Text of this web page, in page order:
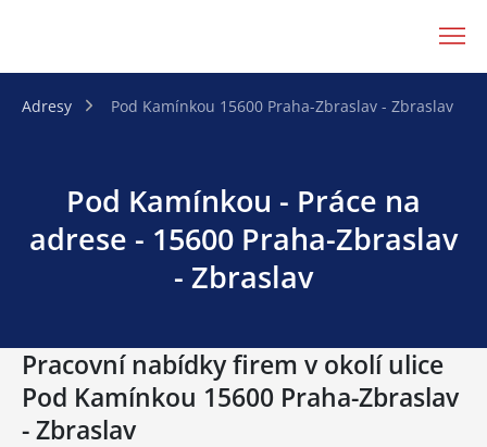
Adresy Pod Kamínkou 15600 Praha-Zbraslav - Zbraslav
Pod Kamínkou - Práce na
adrese - 15600 Praha-Zbraslav
- Zbraslav
Pracovní nabídky firem v okolí ulice
Pod Kamínkou 15600 Praha-Zbraslav
- Zbraslav